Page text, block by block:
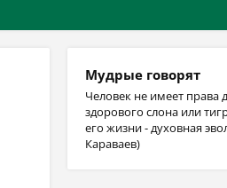
Мудрые говорят
Человек не имеет права
здорового слона или
его жизни - духовная
Караваев)